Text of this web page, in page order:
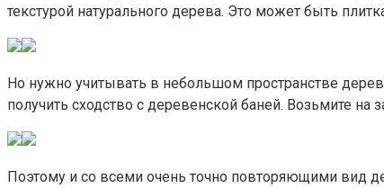
текстурой натурального дерева. Это может быть
Но нужно учитывать в небольшом пространстве
получить сходство с деревенской баней. Возьмите на
Поэтому и со всеми очень точно повторяющими вид